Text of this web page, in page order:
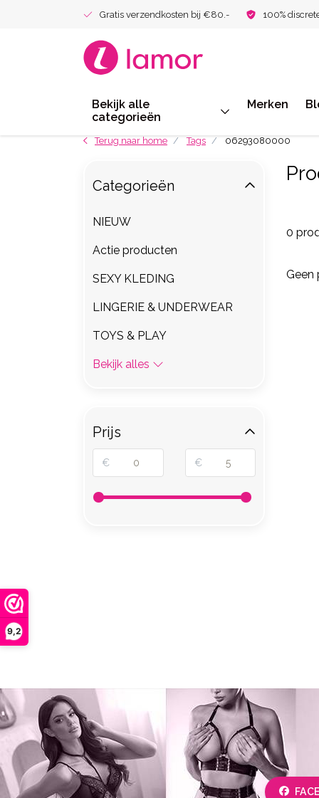
9,2
Gratis verzendkosten bij €80.- 100%
Bekijk alle
categorieën
Merken
Terug naar home Tags 06293080000
0
Geen
Categorieën
NIEUW
Actie producten
SEXY KLEDING
LINGERIE & UNDERWEAR
TOYS & PLAY
Bekijk alles
Prijs
€ €